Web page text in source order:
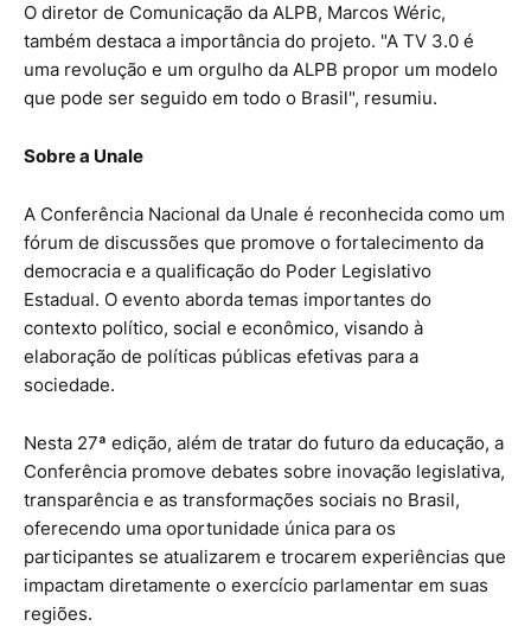
O diretor de Comunicação da ALPB, Marcos Wéric,
também destaca a importância do projeto. "A TV 3.0 é
uma revolução e um orgulho da ALPB propor um modelo
que pode ser seguido em todo o Brasil", resumiu.
Sobre a Unale
A Conferência Nacional da Unale é reconhecida como um
fórum de discussões que promove o fortalecimento da
democracia e a qualificação do Poder Legislativo
Estadual. O evento aborda temas importantes do
contexto político, social e econômico, visando à
elaboração de políticas públicas efetivas para a
sociedade.
Nesta 27ª edição, além de tratar do futuro da educação, a
Conferência promove debates sobre inovação legislativa,
transparência e as transformações sociais no Brasil,
oferecendo uma oportunidade única para os
participantes se atualizarem e trocarem experiências que
impactam diretamente o exercício parlamentar em suas
regiões.